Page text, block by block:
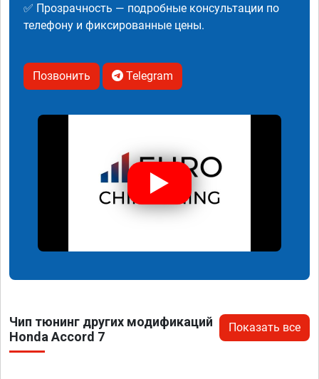
✅ Прозрачность — подробные консультации по
телефону и фиксированные цены.
Позвонить Telegram
Чип тюнинг других модификаций
Honda Accord 7
Показать все